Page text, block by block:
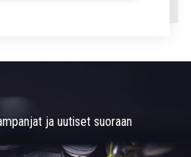
ja uutiset suoraan